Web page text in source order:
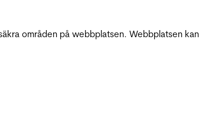
områden på webbplatsen. Webbplatsen kan